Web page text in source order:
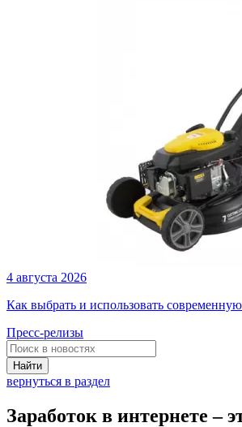
4 августа 2026
Как выбрать и использовать
Пресс-релизы
Найти
вернуться в раздел
Заработок в интернете –